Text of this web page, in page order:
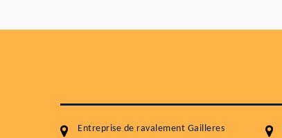
Entreprise de ravalement Gailleres